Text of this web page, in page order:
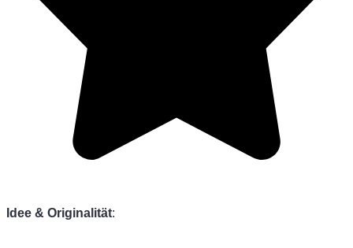
Idee & Originalität: